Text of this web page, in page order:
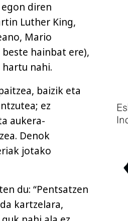
diren
Luther King,
Mario
hainbat ere),
nahi.
baizik eta
ez
aukera-
Denok
jotako
du: “Pentsatzen
kartzelara,